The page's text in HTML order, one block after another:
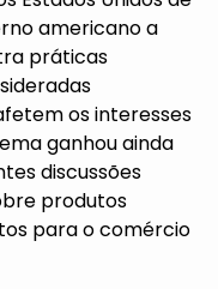
americano a
práticas
os interesses
ganhou ainda
discussões
produtos
para o comércio